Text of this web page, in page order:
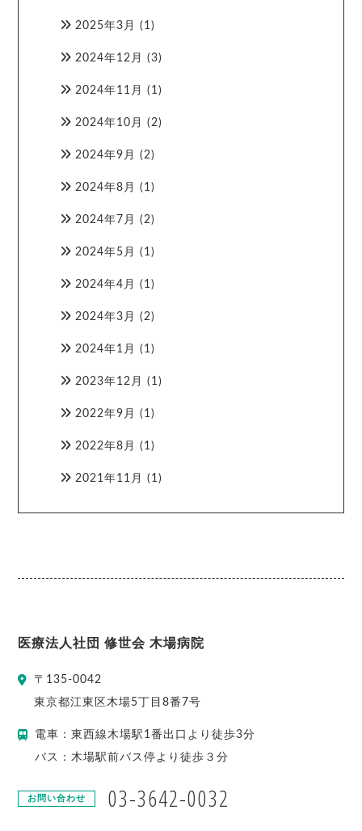
2025年3月 (1)
2024年12月 (3)
2024年11月 (1)
2024年10月 (2)
2024年9月 (2)
2024年8月 (1)
2024年7月 (2)
2024年5月 (1)
2024年4月 (1)
2024年3月 (2)
2024年1月 (1)
2023年12月 (1)
2022年9月 (1)
2022年8月 (1)
2021年11月 (1)
医療法人社団 修世会 木場病院
〒 135-0042
東京都江東区木場5丁目8番7号
電車：東西線木場駅1番出口より徒歩3分
バス：木場駅前バス停より徒歩３分
お問い合わせ 03-3642-0032